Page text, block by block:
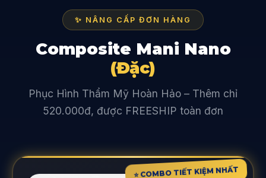
✨ NÂNG CẤP ĐƠN HÀNG
Composite Mani Nano
(Đặc)
Phục Hình Thẩm Mỹ Hoàn Hảo – Thêm chỉ
520.000đ, được FREESHIP toàn đơn
⭐ COMBO TIẾT KIỆM NHẤT